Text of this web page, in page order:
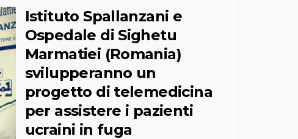
Istituto Spallanzani e
Ospedale di Sighetu
Marmatiei (Romania)
svilupperanno un
progetto di telemedicina
per assistere i pazienti
ucraini in fuga